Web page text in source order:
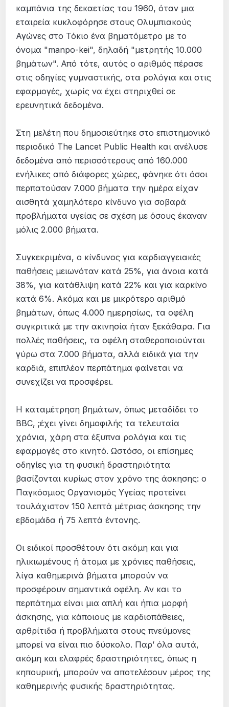
καμπάνια της δεκαετίας του 1960, όταν μια
εταιρεία κυκλοφόρησε στους Ολυμπιακούς
Αγώνες στο Τόκιο ένα βηματόμετρο με το
όνομα "manpo-kei", δηλαδή "μετρητής 10.000
βημάτων". Από τότε, αυτός ο αριθμός πέρασε
στις οδηγίες γυμναστικής, στα ρολόγια και στις
εφαρμογές, χωρίς να έχει στηριχθεί σε
ερευνητικά δεδομένα.
Στη μελέτη που δημοσιεύτηκε στο επιστημονικό
περιοδικό The Lancet Public Health και ανέλυσε
δεδομένα από περισσότερους από 160.000
ενήλικες από διάφορες χώρες, φάνηκε ότι όσοι
περπατούσαν 7.000 βήματα την ημέρα είχαν
αισθητά χαμηλότερο κίνδυνο για σοβαρά
προβλήματα υγείας σε σχέση με όσους έκαναν
μόλις 2.000 βήματα.
Συγκεκριμένα, ο κίνδυνος για καρδιαγγειακές
παθήσεις μειωνόταν κατά 25%, για άνοια κατά
38%, για κατάθλιψη κατά 22% και για καρκίνο
κατά 6%. Ακόμα και με μικρότερο αριθμό
βημάτων, όπως 4.000 ημερησίως, τα οφέλη
συγκριτικά με την ακινησία ήταν ξεκάθαρα. Για
πολλές παθήσεις, τα οφέλη σταθεροποιούνται
γύρω στα 7.000 βήματα, αλλά ειδικά για την
καρδιά, επιπλέον περπάτημα φαίνεται να
συνεχίζει να προσφέρει.
Η καταμέτρηση βημάτων, όπως μεταδίδει το
BBC, ;έχει γίνει δημοφιλής τα τελευταία
χρόνια, χάρη στα έξυπνα ρολόγια και τις
εφαρμογές στο κινητό. Ωστόσο, οι επίσημες
οδηγίες για τη φυσική δραστηριότητα
βασίζονται κυρίως στον χρόνο της άσκησης: ο
Παγκόσμιος Οργανισμός Υγείας προτείνει
τουλάχιστον 150 λεπτά μέτριας άσκησης την
εβδομάδα ή 75 λεπτά έντονης.
Οι ειδικοί προσθέτουν ότι ακόμη και για
ηλικιωμένους ή άτομα με χρόνιες παθήσεις,
λίγα καθημερινά βήματα μπορούν να
προσφέρουν σημαντικά οφέλη. Αν και το
περπάτημα είναι μια απλή και ήπια μορφή
άσκησης, για κάποιους με καρδιοπάθειες,
αρθρίτιδα ή προβλήματα στους πνεύμονες
μπορεί να είναι πιο δύσκολο. Παρ’ όλα αυτά,
ακόμη και ελαφρές δραστηριότητες, όπως η
κηπουρική, μπορούν να αποτελέσουν μέρος της
καθημερινής φυσικής δραστηριότητας.